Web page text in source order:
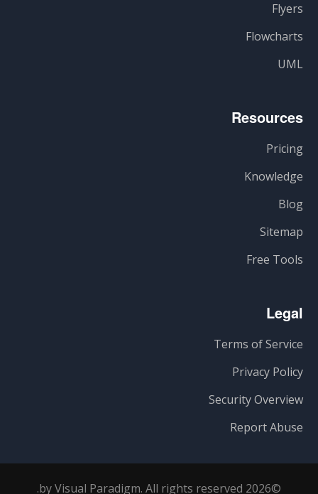
Flyers
Flowcharts
UML
Resources
Pricing
Knowledge
Blog
Sitemap
Free Tools
Legal
Terms of Service
Privacy Policy
Security Overview
Report Abuse
©2026 by Visual Paradigm. All rights reserved.